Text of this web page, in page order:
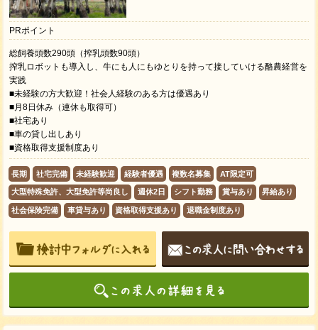
PRポイント
総飼養頭数290頭（搾乳頭数90頭）
搾乳ロボットも導入し、牛にも人にもゆとりを持って接していける酪農経営を
実践
■未経験の方大歓迎！社会人経験のある方は優遇あり
■月8日休み（連休も取得可）
■社宅あり
■車の貸し出しあり
■資格取得支援制度あり
長期 社宅完備 未経験歓迎 経験者優遇 複数名募集 AT限定可
大型特殊免許、大型免許等尚良し 週休2日 シフト勤務 賞与あり 昇給あり
社会保険完備 車貸与あり 資格取得支援あり 退職金制度あり